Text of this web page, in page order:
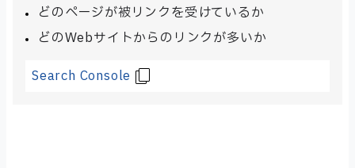
どのページが被リンクを受けているか
どのWebサイトからのリンクが多いか
Search Console